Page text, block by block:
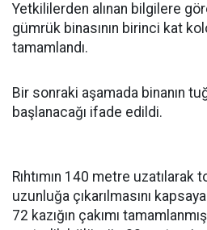
Yetkililerden alınan bilgilere
gümrük binasının birinci kat
tamamlandı.
Bir sonraki aşamada binanın
başlanacağı ifade edildi.
Rıhtımın 140 metre
uzunluğa çıkarılmasını
72 kazığın çakımı